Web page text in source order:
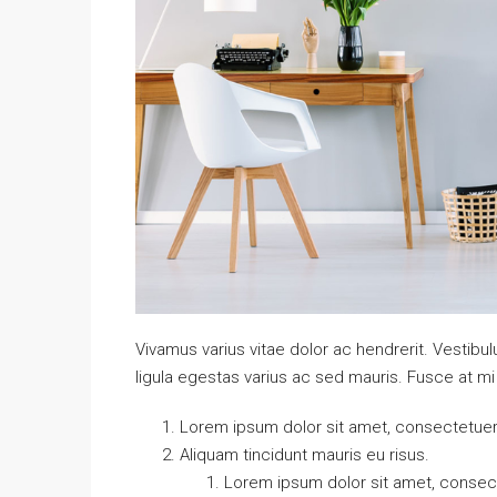
Vivamus varius vitae dolor ac hendrerit.
ligula egestas varius ac sed mauris. Fusce at
Lorem ipsum dolor sit amet,
Aliquam tincidunt mauris eu risus.
Lorem ipsum dolor sit amet,